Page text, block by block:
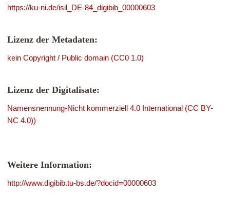
https://ku-ni.de/isil_DE-84_digibib_00000603
Lizenz der Metadaten:
kein Copyright / Public domain (CC0 1.0)
Lizenz der Digitalisate:
Namensnennung-Nicht kommerziell 4.0 International (CC BY-
NC 4.0))
Weitere Information:
http://www.digibib.tu-bs.de/?docid=00000603